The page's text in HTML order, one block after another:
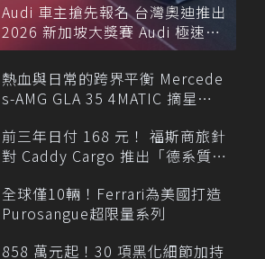
Audi 車主搶先報名 台灣奧迪推出
2026 新加坡大獎賽 Audi 極速之
旅
熱血與日常的跨界平衡 Mercede
s-AMG GLA 35 4MATIC 摘星版
前三年日付 168 元！ 福斯商旅針
對 Caddy Cargo 推出「德系質感
全球僅10輛！Ferrari為美國打造
Purosangue超限量系列
858 萬元起！30 項黑化細節加持